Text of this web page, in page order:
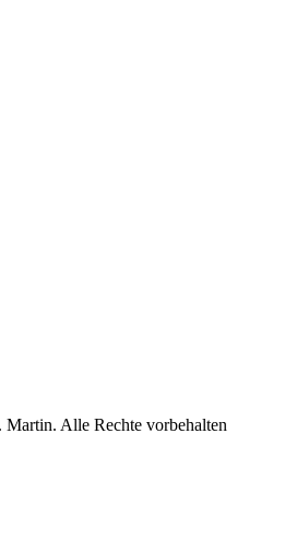
Alle Rechte vorbehalten